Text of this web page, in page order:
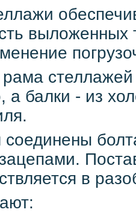
выложенных
рама
а балки - из
в